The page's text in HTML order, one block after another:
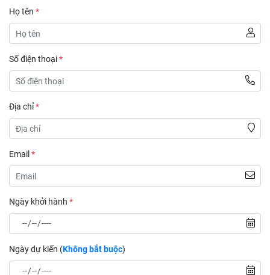
Họ tên *
Số điện thoại*
Địa chỉ*
Email *
Ngày khởi hành *
Ngày dự kiến (Không bắt buộc)